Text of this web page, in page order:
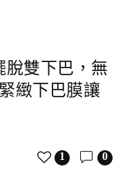
脫雙下巴，無
緻下巴膜讓
0
1